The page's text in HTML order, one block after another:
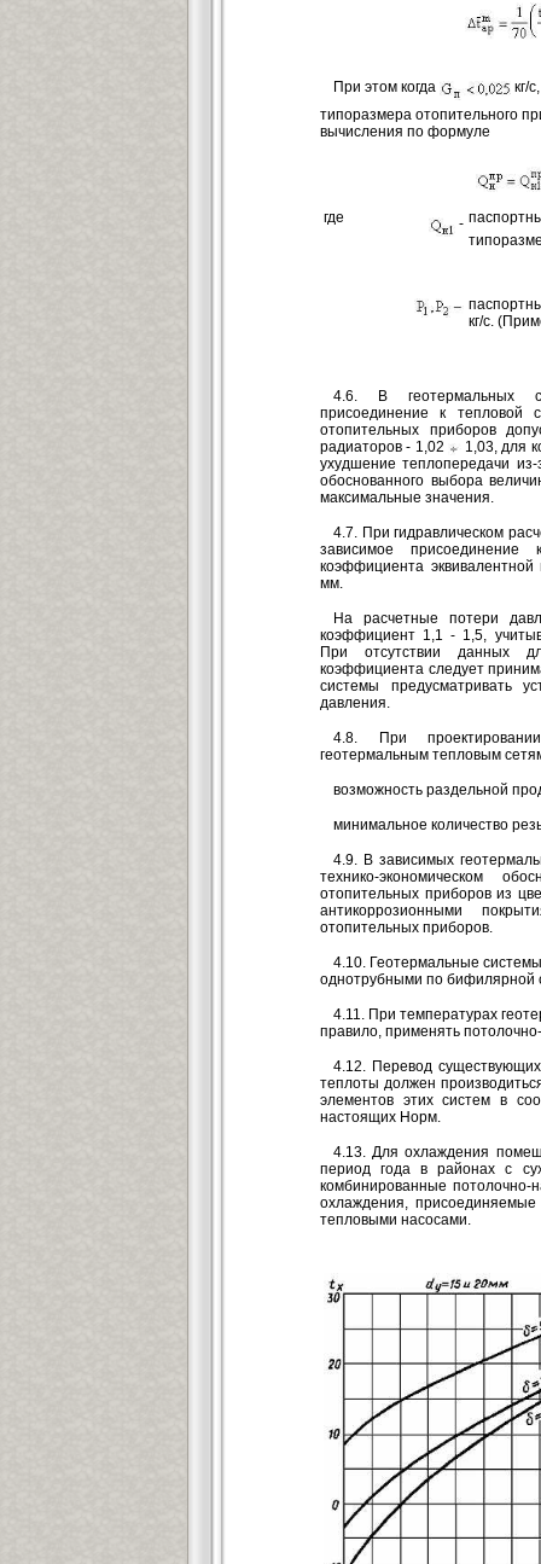
При этом когда
кг/
типоразмера отопительного
вычисления по формуле
где -
кг/с.
4.6. В геотермальных
присоединение к тепловой
отопительных приборов
радиаторов - 1,02
1,03, для
ухудшение теплопередачи
обоснованного выбора
максимальные значения.
4.7. При гидравлическом
зависимое присоединение
коэффициента
мм.
На расчетные потери
коэффициент 1,1 - 1,5,
При отсутствии данных
коэффициента следует
системы предусматривать
давления.
4.8. При
геотермальным тепловым
возможность раздельной
минимальное количество
4.9. В зависимых
технико-экономическом
отопительных приборов из
антикоррозионными
отопительных приборов.
4.10. Геотермальные
однотрубными по бифилярной
4.11. При температурах
правило, применять
4.12. Перевод
теплоты должен
элементов этих систем в
настоящих Норм.
4.13. Для охлаждения
период года в районах с
комбинированные
охлаждения, присоединяемые
тепловыми насосами.